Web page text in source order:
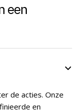
een
de acties. Onze
en